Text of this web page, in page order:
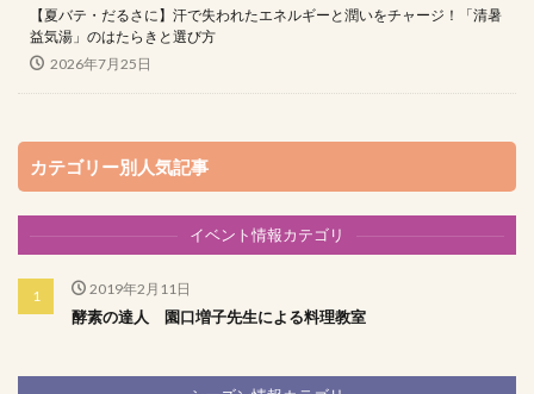
【夏バテ・だるさに】汗で失われたエネルギーと潤いをチャージ！「清暑
益気湯」のはたらきと選び方
2026年7月25日
カテゴリー別人気記事
イベント情報カテゴリ
2019年2月11日
酵素の達人 園口増子先生による料理教室